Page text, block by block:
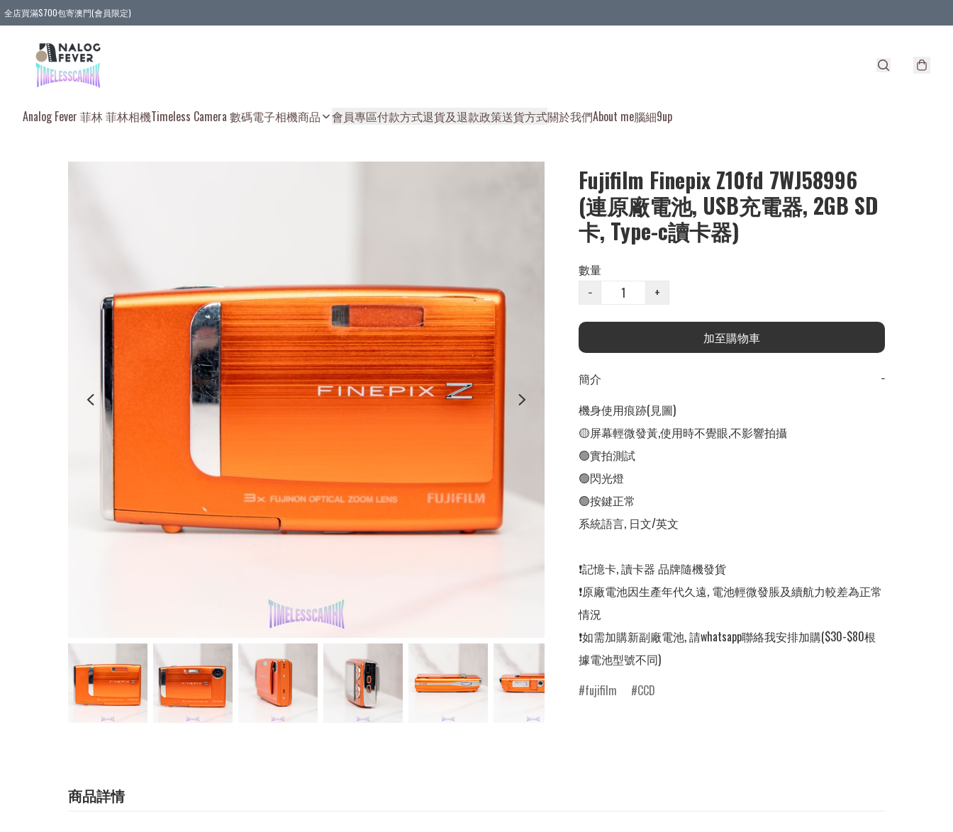
全店買滿$700包寄澳門(會員限定)
Analog Fever 菲林 菲林相機Timeless Camera 數碼電子相機商品 會員專區付款方式退貨及退款政策送貨方式關於我們About me腦細9up
Fujifilm Finepix Z10fd 7WJ58996
(連原廠電池, USB充電器, 2GB SD
卡, Type-c讀卡器)
數量
−
+
加至購物車
簡介
−
機身使用痕跡(見圖)
🟡屏幕輕微發黃,使用時不覺眼,不影響拍攝
🟢實拍測試
🟢閃光燈
🟢按鍵正常
系統語言, 日文/英文
❗️記憶卡, 讀卡器 品牌隨機發貨
❗️原廠電池因生產年代久遠, 電池輕微發脹及續航力較差為正常
情況
❗️如需加購新副廠電池, 請whatsapp聯絡我安排加購($30-$80根
據電池型號不同)
fujifilm
CCD
商品詳情